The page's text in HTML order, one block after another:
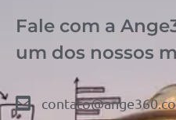
Fale com a
um dos nossos